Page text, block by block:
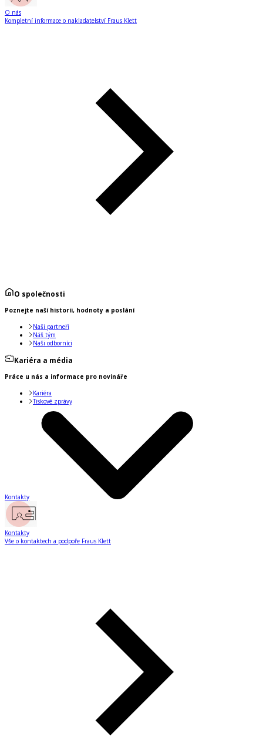
O nás
Kompletní informace o nakladatelství Fraus Klett
O společnosti
Poznejte naší historii, hodnoty a poslání
Naši partneři
Náš tým
Naši odborníci
Kariéra a média
Práce u nás a informace pro novináře
Kariéra
Tiskové zprávy
Kontakty
Kontakty
Vše o kontaktech a podpoře Fraus Klett